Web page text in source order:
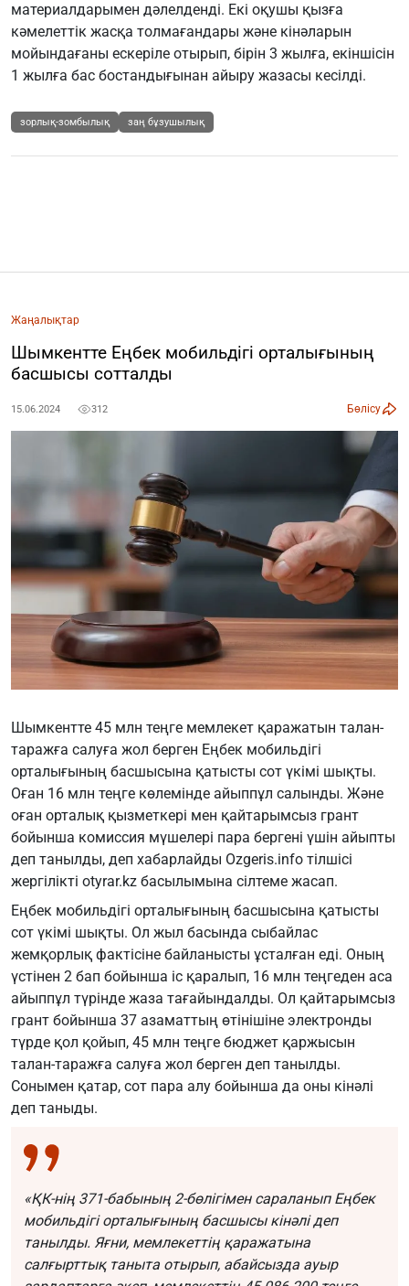
материалдарымен дәлелденді. Екі оқушы қызға
кәмелеттік жасқа толмағандары және кінәларын
мойындағаны ескеріле отырып, бірін 3 жылға, екіншісін
1 жылға бас бостандығынан айыру жазасы кесілді.
зорлық-зомбылық заң бұзушылық
Жаңалықтар
Шымкентте Еңбек мобильдігі орталығының
басшысы сотталды
15.06.2024 312 Бөлісу
Шымкентте 45 млн теңге мемлекет қаражатын талан-
таражға салуға жол берген Еңбек мобильдігі
орталығының басшысына қатысты сот үкімі шықты.
Оған 16 млн теңге көлемінде айыппұл салынды. Және
оған орталық қызметкері мен қайтарымсыз грант
бойынша комиссия мүшелері пара бергені үшін айыпты
деп танылды, деп хабарлайды Ozgeris.info тілшісі
жергілікті otyrar.kz басылымына сілтеме жасап.
Еңбек мобильдігі орталығының басшысына қатысты
сот үкімі шықты. Ол жыл басында сыбайлас
жемқорлық фактісіне байланысты ұсталған еді. Оның
үстінен 2 бап бойынша іс қаралып, 16 млн теңгеден аса
айыппұл түрінде жаза тағайындалды. Ол қайтарымсыз
грант бойынша 37 азаматтың өтінішіне электронды
түрде қол қойып, 45 млн теңге бюджет қаржысын
талан-таражға салуға жол берген деп танылды.
Сонымен қатар, сот пара алу бойынша да оны кінәлі
деп таныды.
«ҚК-нің 371-бабының 2-бөлігімен сараланып Еңбек
мобильдігі орталығының басшысы кінәлі деп
танылды. Яғни, мемлекеттің қаражатына
салғырттық таныта отырып, абайсызда ауыр